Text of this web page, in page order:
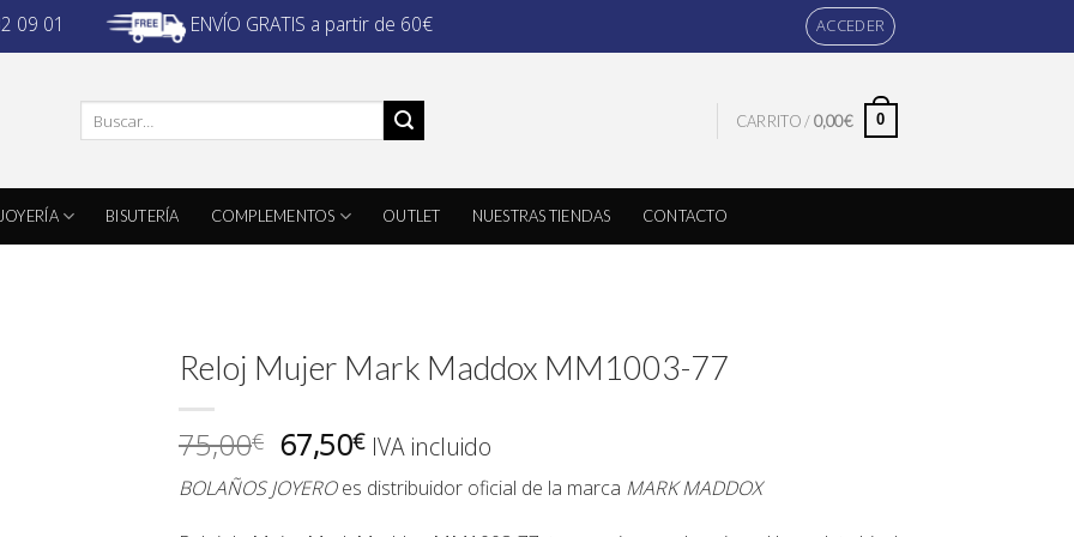
09 01 ENVÍO GRATIS a partir de 60€ ACCEDER
por:
CARRITO /0,00€ 0
JOYERÍA BISUTERÍA COMPLEMENTOS OUTLET NUESTRAS TIENDAS CONTACTO
Reloj Mujer Mark Maddox MM1003-77
75,00€ El
precio
original
67,50€El
precio
actual
IVA incluido
BOLAÑOS JOYEROes distribuidor oficial de la marca MARK MADDOX